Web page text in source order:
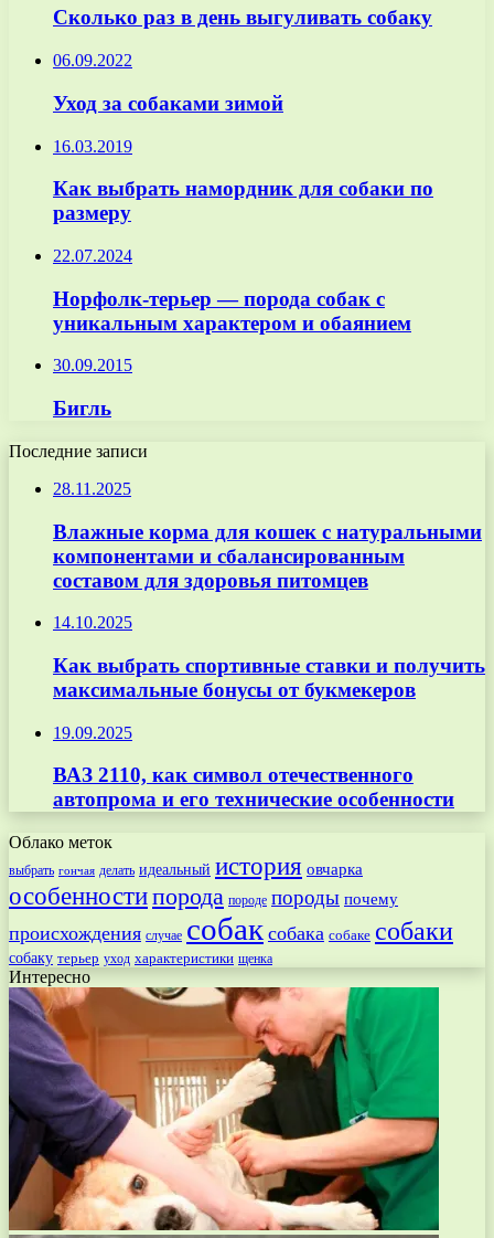
Сколько раз в день выгуливать собаку
06.09.2022
Уход за собаками зимой
16.03.2019
Как выбрать намордник для собаки по
размеру
22.07.2024
Норфолк-терьер — порода собак с
уникальным характером и обаянием
30.09.2015
Бигль
Последние записи
28.11.2025
Влажные корма для кошек с натуральными
компонентами и сбалансированным
составом для здоровья питомцев
14.10.2025
Как выбрать спортивные ставки и получить
максимальные бонусы от букмекеров
19.09.2025
ВАЗ 2110, как символ отечественного
автопрома и его технические особенности
Облако меток
выбрать гончая делать идеальный история овчарка
особенностипорода породе породы почему
происхождения случае собак собака собаке собаки
собаку терьер уход характеристики щенка
Интересно